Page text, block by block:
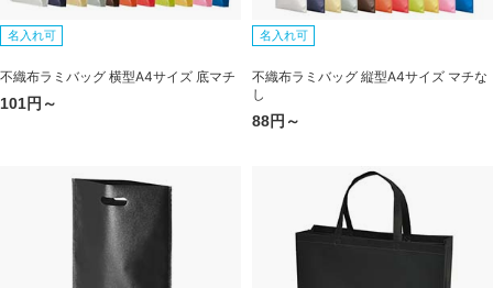
名入れ可
不織布ラミバッグ 横型A4サイズ 底マチ
101円～
名入れ可
不織布ラミバッグ 縦型A4サイズ マチな
し
88円～